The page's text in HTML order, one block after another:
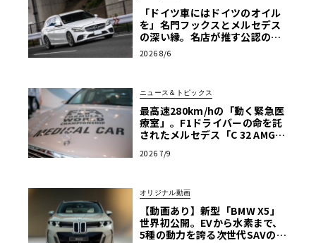
「ドイツ車にはドイツのオイル
を」名門フックスとメルセデス
の深い縁。名店が推す公認の安
心と、Cクラスで味わうシルキー
な走り〈PR〉
2026 8/6
ニュース＆トピックス
最高速280km/hの「動く緊急医
療室」。F1ドライバーの命を託
されたメルセデス「C 32 AMG」
2026 7/9
オリジナル動画
【動画あり】新型「BMW X5」
世界初公開。EVから水素まで、
5種の動力を誇る次世代SAVの実